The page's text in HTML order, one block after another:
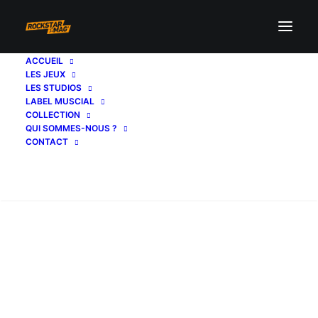
ACCUEIL
LES JEUX
LES STUDIOS
LABEL MUSCIAL
COLLECTION
QUI SOMMES-NOUS ?
CONTACT